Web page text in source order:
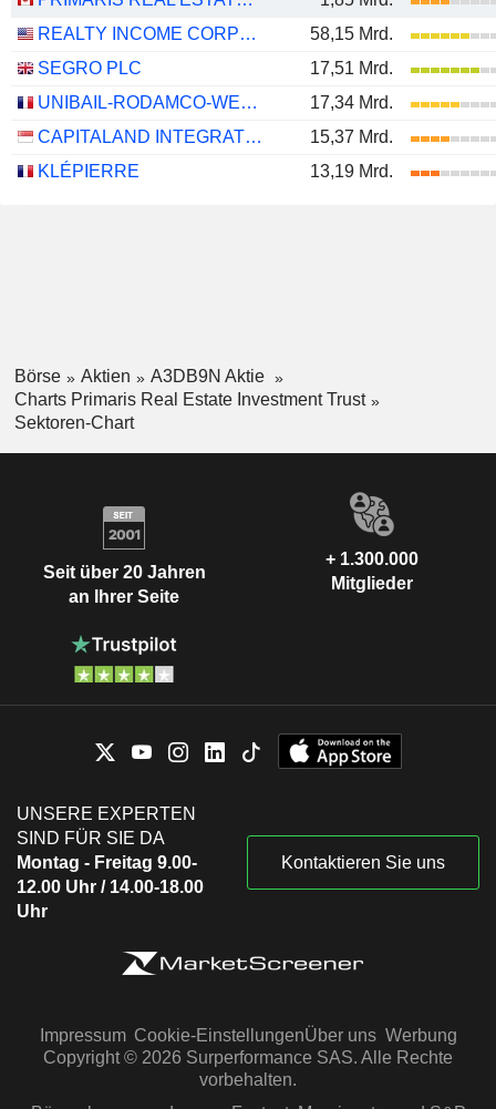
REALTY INCOME CORPORATION
58,15 Mrd.
SEGRO PLC
17,51 Mrd.
UNIBAIL-RODAMCO-WESTFIELD SE
17,34 Mrd.
CAPITALAND INTEGRATED COMMERCIAL TRUST
15,37 Mrd.
KLÉPIERRE
13,19 Mrd.
Börse Aktien
A3DB9N Aktie
Charts Primaris Real Estate Investment Trust
Sektoren-Chart
Seit über 20 Jahren
an Ihrer Seite
+ 1.300.000
Mitglieder
UNSERE EXPERTEN
SIND FÜR SIE DA
Montag - Freitag 9.00-
12.00 Uhr / 14.00-18.00
Uhr
Kontaktieren Sie uns
Impressum Cookie-EinstellungenÜber uns Werbung
Copyright © 2026 Surperformance SAS. Alle Rechte
vorbehalten.